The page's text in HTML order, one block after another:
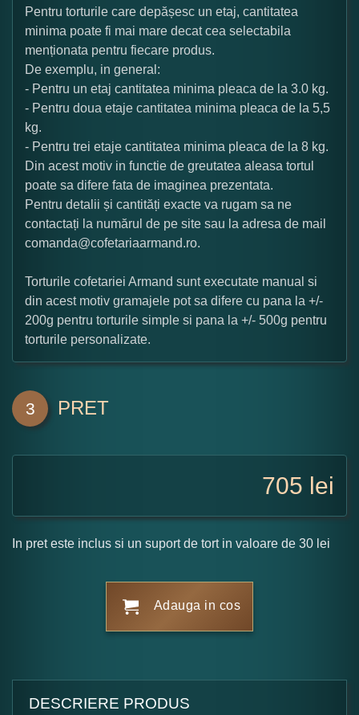
Pentru torturile care depășesc un etaj, cantitatea
minima poate fi mai mare decat cea selectabila
menționata pentru fiecare produs.
De exemplu, in general:
- Pentru un etaj cantitatea minima pleaca de la 3.0 kg.
- Pentru doua etaje cantitatea minima pleaca de la 5,5
kg.
- Pentru trei etaje cantitatea minima pleaca de la 8 kg.
Din acest motiv in functie de greutatea aleasa tortul
poate sa difere fata de imaginea prezentata.
Pentru detalii și cantități exacte va rugam sa ne
contactați la numărul de pe site sau la adresa de mail
comanda@cofetariaarmand.ro.
Torturile cofetariei Armand sunt executate manual si
din acest motiv gramajele pot sa difere cu pana la +/-
200g pentru torturile simple si pana la +/- 500g pentru
torturile personalizate.
3 PRET
705 lei
In pret este inclus si un suport de tort in valoare de 30 lei
Adauga in cos
DESCRIERE PRODUS